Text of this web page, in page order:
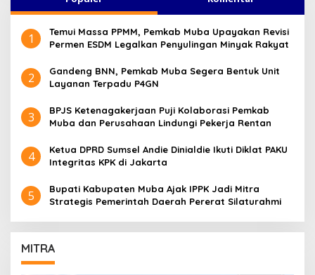
1
Temui Massa PPMM, Pemkab Muba Upayakan Revisi
Permen ESDM Legalkan Penyulingan Minyak Rakyat
2
Gandeng BNN, Pemkab Muba Segera Bentuk Unit
Layanan Terpadu P4GN
3
BPJS Ketenagakerjaan Puji Kolaborasi Pemkab
Muba dan Perusahaan Lindungi Pekerja Rentan
4
Ketua DPRD Sumsel Andie Dinialdie Ikuti Diklat PAKU
Integritas KPK di Jakarta
5
Bupati Kabupaten Muba Ajak IPPK Jadi Mitra
Strategis Pemerintah Daerah Pererat Silaturahmi
MITRA